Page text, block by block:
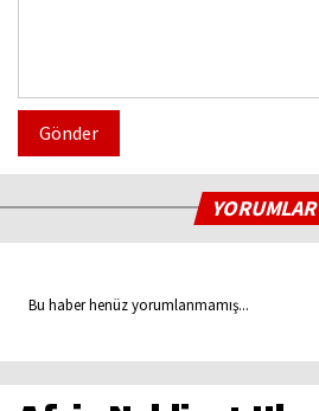
Gönder
YORUMLAR
Bu haber henüz yorumlanmamış...